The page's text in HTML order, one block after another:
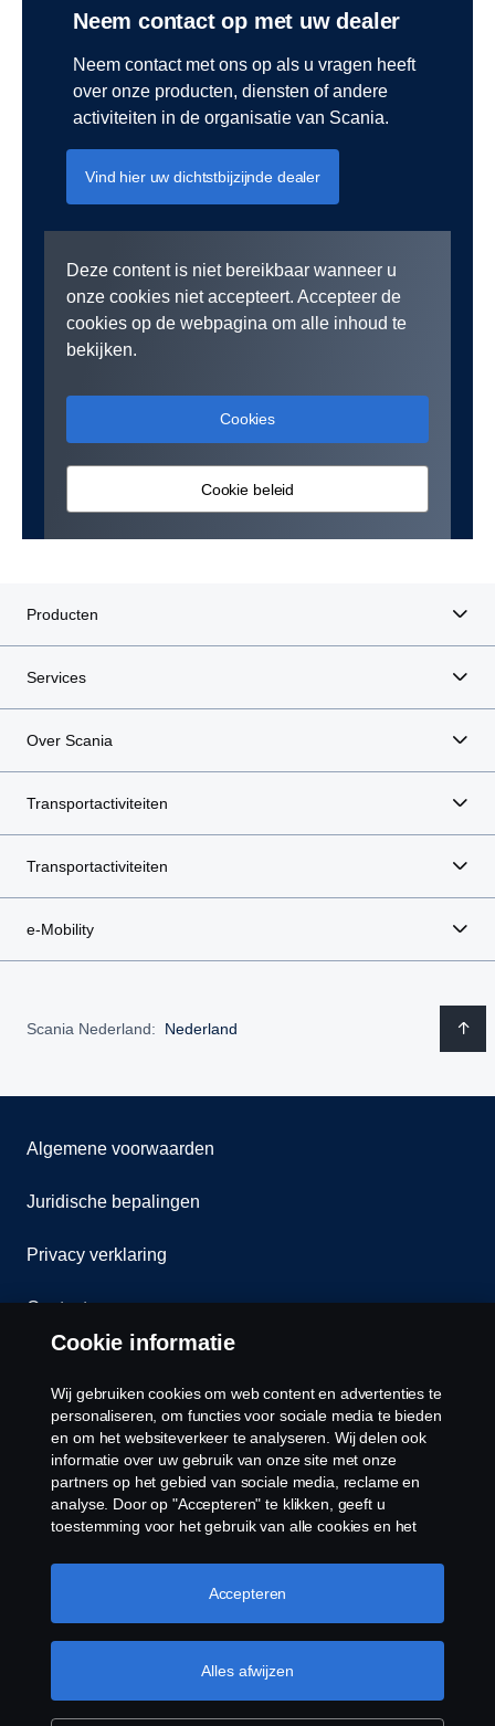
Neem contact op met uw dealer
Neem contact met ons op als u vragen heeft
over onze producten, diensten of andere
activiteiten in de organisatie van Scania.
Vind hier uw dichtstbijzijnde dealer
Deze content is niet bereikbaar wanneer u
onze cookies niet accepteert. Accepteer de
cookies op de webpagina om alle inhoud te
bekijken.
Cookies
Cookie beleid
Producten
Services
Over Scania
Transportactiviteiten
Transportactiviteiten
e-Mobility
Scania Nederland: Nederland
Algemene voorwaarden
Juridische bepalingen
Privacy verklaring
Contact
Cookiebeleid
Cookies
Voorbehouden. Scania Nederland B.V. Postbus
9598 4801 LN, Spinveld 57, 4815 HV Breda / T +31
(0)76-5254 000 KvK-nummer: 27136821
Cookie informatie
Wij gebruiken cookies om web content en advertenties te
personaliseren, om functies voor sociale media te bieden
en om het websiteverkeer te analyseren. Wij delen ook
informatie over uw gebruik van onze site met onze
partners op het gebied van sociale media, reclame en
analyse. Door op "Accepteren" te klikken, geeft u
toestemming voor het gebruik van alle cookies en het
door op "Cookie Instellingen" te klikken en de
categorieën te selecteren die u wilt accepteren. Voor een
Meer informatie over uw privacy
Alles afwijzen
Accepteren